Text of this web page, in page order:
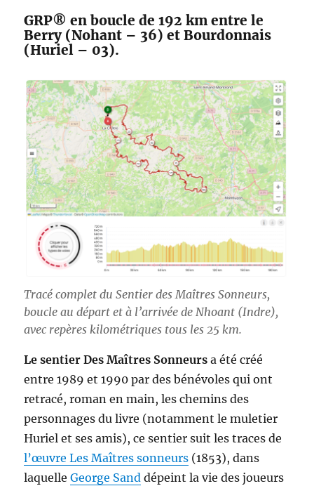
GRP® en boucle de 192 km entre le
Berry (Nohant – 36) et Bourdonnais
(Huriel – 03).
Tracé complet du Sentier des Maîtres Sonneurs,
boucle au départ et à l’arrivée de Nhoant (Indre),
avec repères kilométriques tous les 25 km.
Le sentier Des Maîtres Sonneurs a été créé
entre 1989 et 1990 par des bénévoles qui ont
retracé, roman en main, les chemins des
personnages du livre (notamment le muletier
Huriel et ses amis), ce sentier suit les traces de
l’œuvre Les Maîtres sonneurs (1853), dans
laquelleGeorge Sand dépeint la vie des joueurs